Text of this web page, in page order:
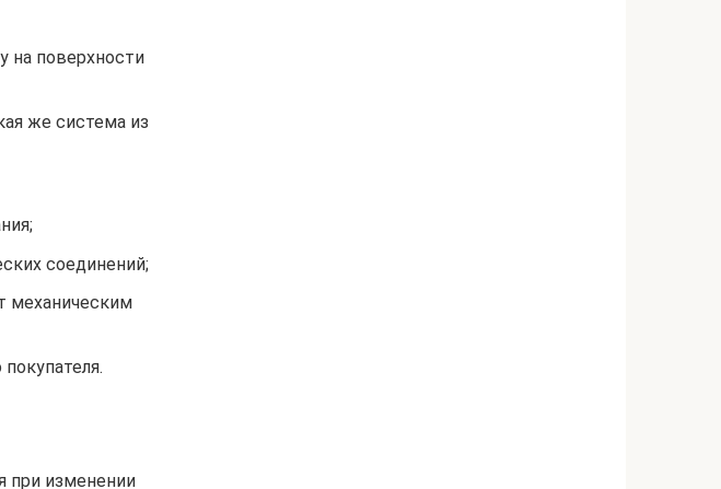
на поверхности
же система из
соединений;
механическим
при изменении